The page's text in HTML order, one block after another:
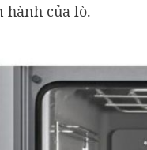
hành của lò.